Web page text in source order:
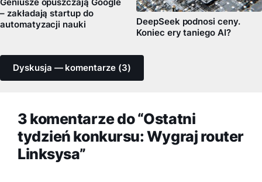
Geniusze opuszczają Google
– zakładają startup do
automatyzacji nauki
DeepSeek podnosi ceny.
Koniec ery taniego AI?
Dyskusja — komentarze (3)
3 komentarze do “Ostatni
tydzień konkursu: Wygraj router
Linksysa”